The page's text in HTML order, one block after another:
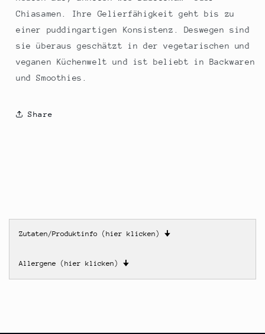
Chiasamen. Ihre Gelierfähigkeit geht bis zu
einer puddingartigen Konsistenz. Deswegen sind
sie überaus geschätzt in der vegetarischen und
veganen Küchenwelt und ist beliebt in Backwaren
und Smoothies.
Share
Zutaten/Produktinfo (hier klicken) 🠋
Allergene (hier klicken) 🠋